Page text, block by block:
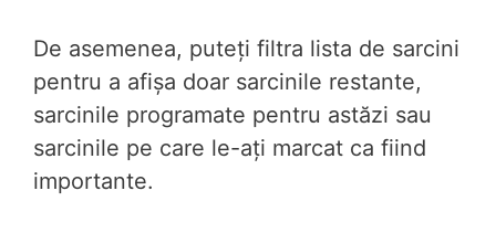
De asemenea, puteți filtra lista de sarcini
pentru a afișa doar sarcinile restante,
sarcinile programate pentru astăzi sau
sarcinile pe care le-ați marcat ca fiind
importante.